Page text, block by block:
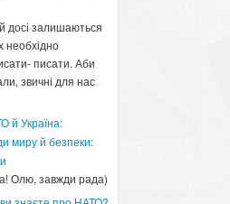
досі залишаються
необхідно
писати. Аби
звичні для нас
й Україна:
миру й безпеки:
Олю, завжди рада)